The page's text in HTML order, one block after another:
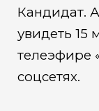
Кандидат.
увидеть 15
телеэфире
соцсетях.